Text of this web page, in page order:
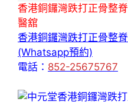
香港銅鑼灣跌打正骨整
醫舘
香港銅鑼灣跌打正骨整
(Whatsapp預約)
電話： 852-25675767